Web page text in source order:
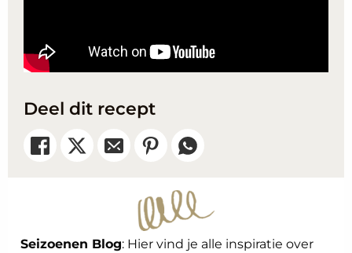
Deel dit recept
Seizoenen Blog: Hier vind je alle inspiratie over